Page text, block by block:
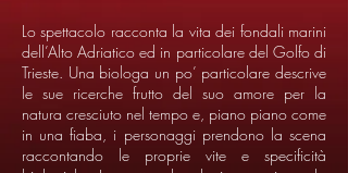
Lo spettacolo racconta la vita dei fondali marini
dell’Alto Adriatico ed in particolare del Golfo di
Trieste. Una biologa un po’ particolare descrive
le sue ricerche frutto del suo amore per la
natura cresciuto nel tempo e, piano piano come
in una fiaba, i personaggi prendono la scena
raccontando le proprie vite e specificità